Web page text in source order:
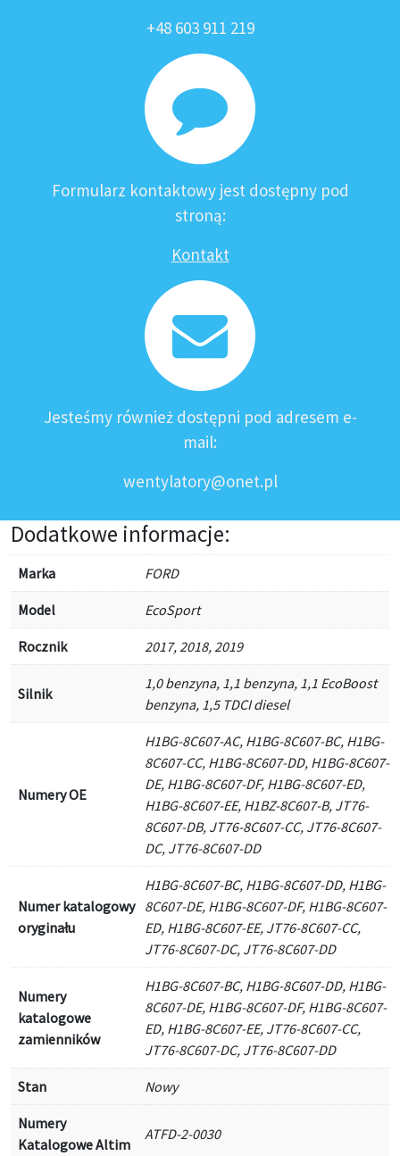
+48 603 911 219
Formularz kontaktowy jest dostępny pod
stroną:
Kontakt
Jesteśmy również dostępni pod adresem e-
mail:
wentylatory@onet.pl
Dodatkowe informacje:
Marka FORD
Model EcoSport
Rocznik 2017, 2018, 2019
Silnik
1,0 benzyna, 1,1 benzyna, 1,1 EcoBoost
benzyna, 1,5 TDCI diesel
Numery OE
H1BG-8C607-AC, H1BG-8C607-BC, H1BG-
8C607-CC, H1BG-8C607-DD, H1BG-8C607-
DE, H1BG-8C607-DF, H1BG-8C607-ED,
H1BG-8C607-EE, H1BZ-8C607-B, JT76-
8C607-DB, JT76-8C607-CC, JT76-8C607-
DC, JT76-8C607-DD
Numer katalogowy
oryginału
H1BG-8C607-BC, H1BG-8C607-DD, H1BG-
8C607-DE, H1BG-8C607-DF, H1BG-8C607-
ED, H1BG-8C607-EE, JT76-8C607-CC,
JT76-8C607-DC, JT76-8C607-DD
Numery
katalogowe
zamienników
H1BG-8C607-BC, H1BG-8C607-DD, H1BG-
8C607-DE, H1BG-8C607-DF, H1BG-8C607-
ED, H1BG-8C607-EE, JT76-8C607-CC,
JT76-8C607-DC, JT76-8C607-DD
Stan Nowy
Numery
Katalogowe Altim
ATFD-2-0030